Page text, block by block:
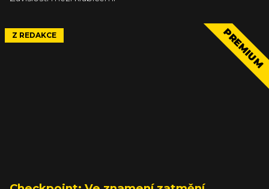
Z REDAKCE PREMIUM